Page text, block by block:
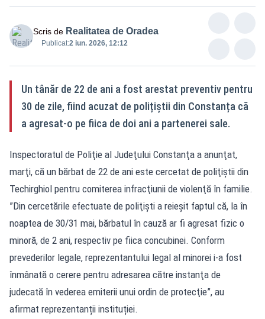
Scris de Realitatea de Oradea
Publicat:2 iun. 2026, 12:12
Un tânăr de 22 de ani a fost arestat preventiv pentru
30 de zile, fiind acuzat de polițiștii din Constanța că
a agresat-o pe fiica de doi ani a partenerei sale.
Inspectoratul de Poliţie al Judeţului Constanţa a anunţat,
marţi, că un bărbat de 22 de ani este cercetat de poliţiştii din
Techirghiol pentru comiterea infracţiunii de violenţă în familie.
”Din cercetările efectuate de poliţişti a reieşit faptul că, la în
noaptea de 30/31 mai, bărbatul în cauză ar fi agresat fizic o
minoră, de 2 ani, respectiv pe fiica concubinei. Conform
prevederilor legale, reprezentantului legal al minorei i-a fost
înmânată o cerere pentru adresarea către instanţa de
judecată în vederea emiterii unui ordin de protecţie”, au
afirmat reprezentanții instituției.